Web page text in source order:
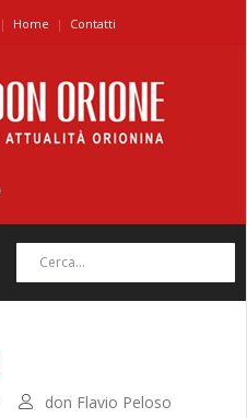
Home Contatti
don Flavio Peloso